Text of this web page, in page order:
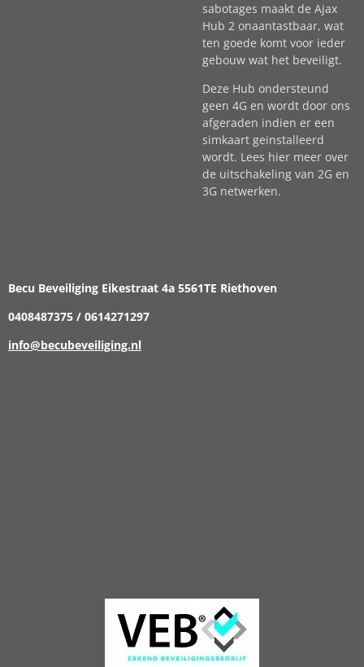
sabotages maakt de Ajax
Hub 2 onaantastbaar, wat
ten goede komt voor ieder
gebouw wat het beveiligt.
Deze Hub ondersteund
geen 4G en wordt door ons
afgeraden indien er een
simkaart geinstalleerd
wordt. Lees hier meer over
de uitschakeling van 2G en
3G netwerken.
Becu Beveiliging Eikestraat 4a 5561TE Riethoven
0408487375 / 0614271297
info@becubeveiliging.nl